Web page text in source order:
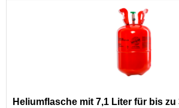
Heliumflasche mit 7,1 Liter für bis